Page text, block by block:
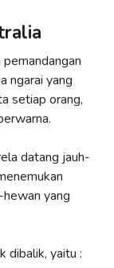
ngarai yang
setiap orang,
datang jauh-
yang
dibalik, yaitu :